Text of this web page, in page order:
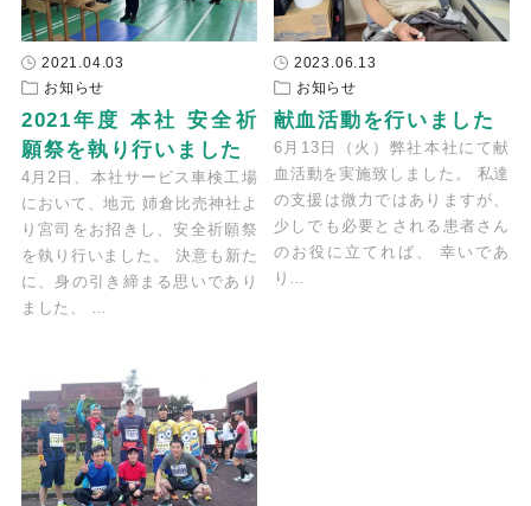
2021.04.03
お知らせ
2021年度 本社 安全祈
願祭を執り行いました
4月2日、本社サービス車検工場
において、地元 姉倉比売神社よ
り宮司をお招きし、安全祈願祭
を執り行いました。 決意も新た
に、身の引き締まる思いであり
ました、 …
2023.06.13
お知らせ
献血活動を行いました
6月13日（火）弊社本社にて献
血活動を実施致しました。 私達
の支援は微力ではありますが、
少しでも必要とされる患者さん
のお役に立てれば、 幸いであ
り…